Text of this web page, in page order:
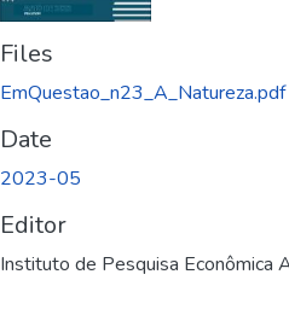
Files
EmQuestao_n23_A_Natureza.pdf
Date
2023-05
Editor
Instituto de Pesquisa Econômica